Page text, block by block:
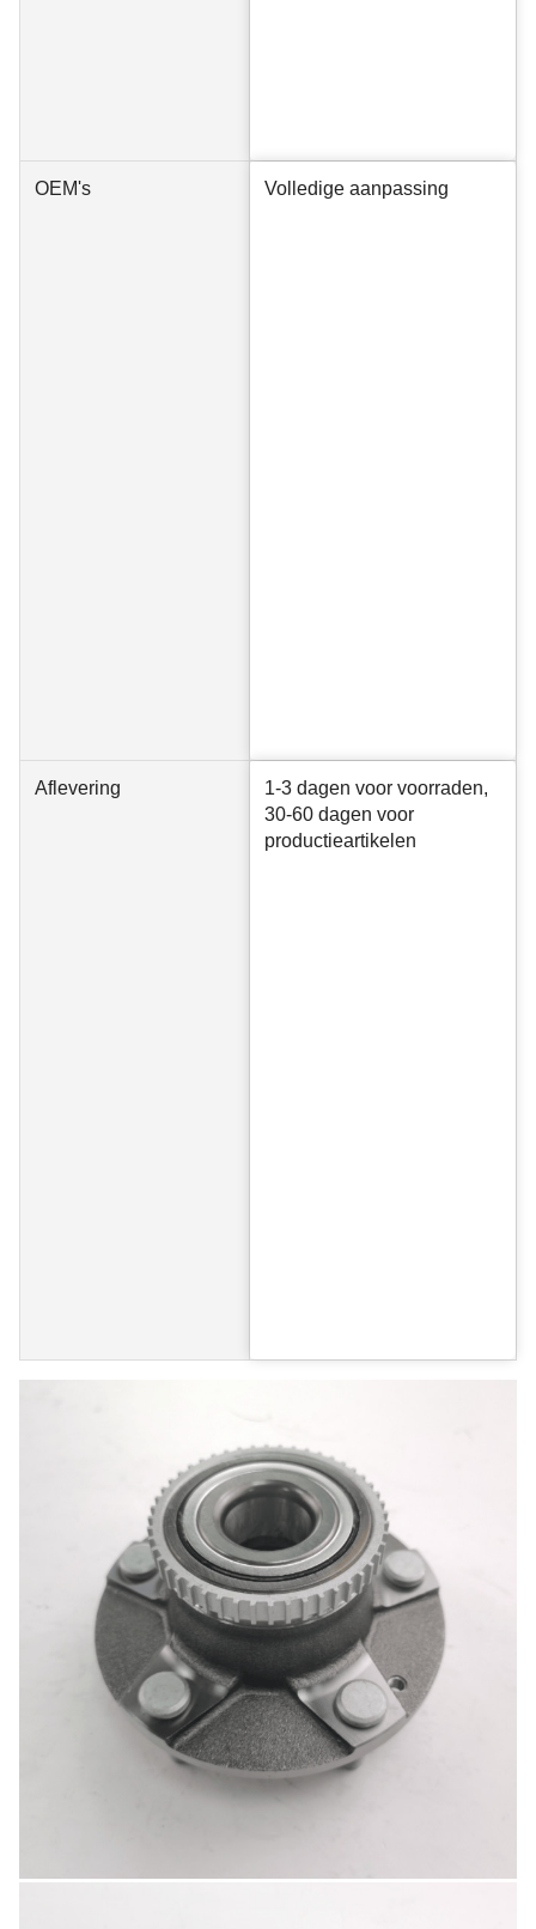
OEM's Volledige aanpassing
Aflevering
1-3 dagen voor voorraden,
30-60 dagen voor
productieartikelen